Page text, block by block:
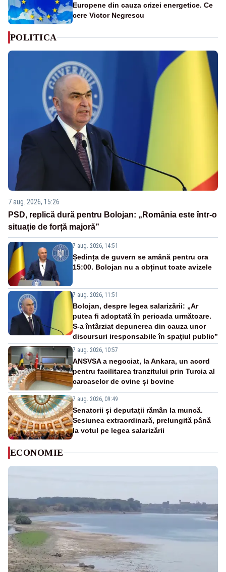
Europene din cauza crizei energetice. Ce
cere Victor Negrescu
POLITICA
7 aug. 2026, 15:26
PSD, replică dură pentru Bolojan: „România este într-o
situație de forță majoră”
7 aug. 2026, 14:51
Ședința de guvern se amână pentru ora
15:00. Bolojan nu a obținut toate avizele
7 aug. 2026, 11:51
Bolojan, despre legea salarizării: „Ar
putea fi adoptată în perioada următoare.
S-a întârziat depunerea din cauza unor
discursuri iresponsabile în spaţiul public”
7 aug. 2026, 10:57
ANSVSA a negociat, la Ankara, un acord
pentru facilitarea tranzitului prin Turcia al
carcaselor de ovine și bovine
7 aug. 2026, 09:49
Senatorii și deputații rămân la muncă.
Sesiunea extraordinară, prelungită până
la votul pe legea salarizării
ECONOMIE